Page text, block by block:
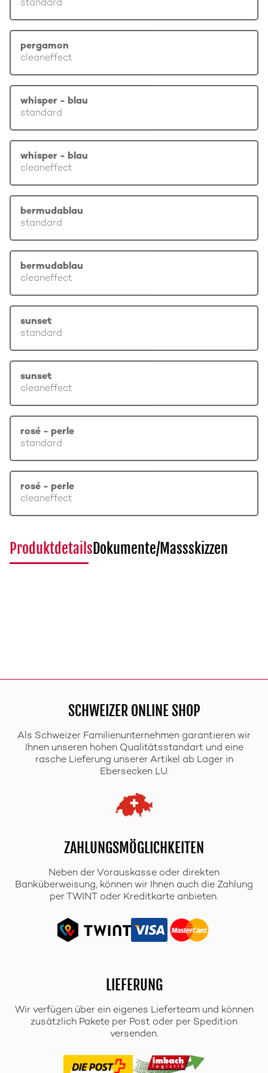
standard
pergamon
cleaneffect
whisper - blau
standard
whisper - blau
cleaneffect
bermudablau
standard
bermudablau
cleaneffect
sunset
standard
sunset
cleaneffect
rosé - perle
standard
rosé - perle
cleaneffect
ProduktdetailsDokumente/Massskizzen
SCHWEIZER ONLINE SHOP
Als Schweizer Familienunternehmen garantieren wir
Ihnen unseren hohen Qualitätsstandart und eine
rasche Lieferung unserer Artikel ab Lager in
Ebersecken LU.
ZAHLUNGSMÖGLICHKEITEN
Neben der Vorauskasse oder direkten
Banküberweisung, können wir Ihnen auch die Zahlung
per TWINT oder Kreditkarte anbieten.
LIEFERUNG
Wir verfügen über ein eigenes Lieferteam und können
zusätzlich Pakete per Post oder per Spedition
versenden.